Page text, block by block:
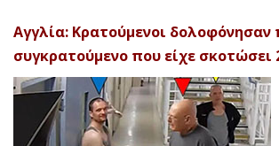
Αγγλία: Κρατούμενοι δολοφόνησαν
συγκρατούμενο που είχε σκοτώσει